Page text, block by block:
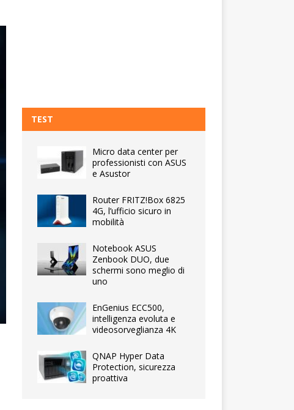
TEST
Micro data center per
professionisti con ASUS
e Asustor
Router FRITZ!Box 6825
4G, l’ufficio sicuro in
mobilità
Notebook ASUS
Zenbook DUO, due
schermi sono meglio di
uno
EnGenius ECC500,
intelligenza evoluta e
videosorveglianza 4K
QNAP Hyper Data
Protection, sicurezza
proattiva